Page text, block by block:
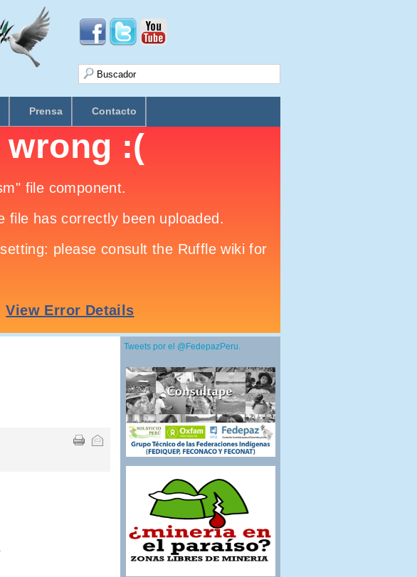
Prensa Contacto
Tweets por el @FedepazPeru.